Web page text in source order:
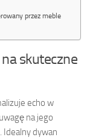
przez meble
skuteczne
echo w
na jego
. Idealny dywan